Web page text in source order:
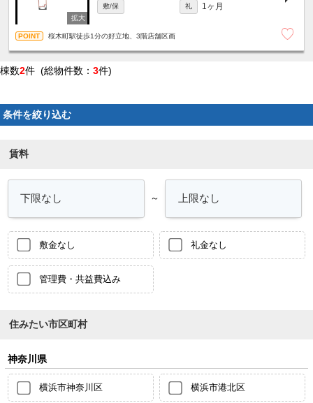
敷/保 礼 1ヶ月
桜木町駅徒歩1分の好立地、3階店舗区画
棟数2件 (総物件数： 3件)
条件を絞り込む
賃料
～
敷金なし 礼金なし
管理費・共益費込み
住みたい市区町村
神奈川県
横浜市神奈川区 横浜市港北区